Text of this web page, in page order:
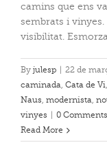
camins que ens
sembrats i
visibilitat.
By julesp 22 de
caminada, Cata de Vi,
Naus, modernista,
vinyes
0 Comments
Read More